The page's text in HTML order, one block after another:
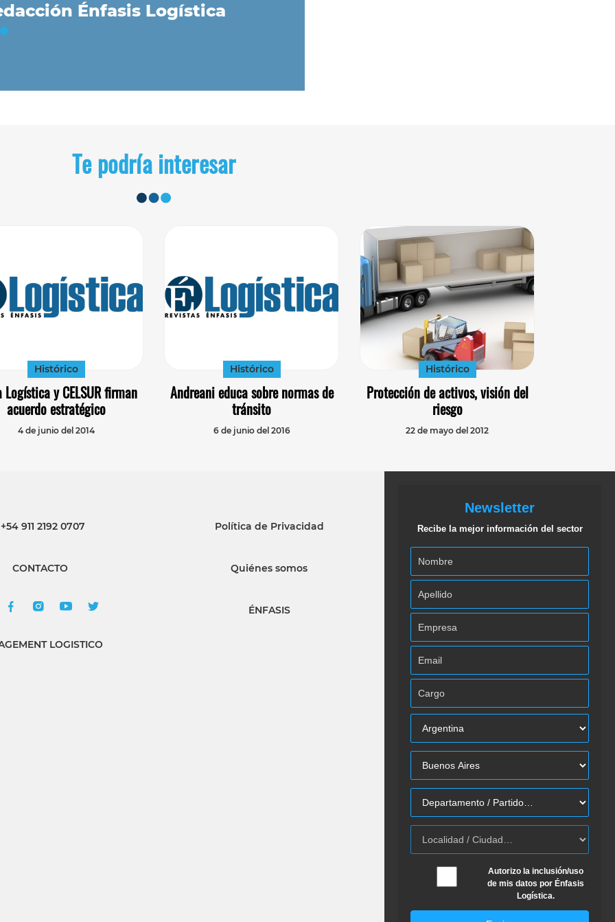
Énfasis Logística
Te podría interesar
Histórico
Logística y CELSUR firman
acuerdo estratégico
4 de junio del 2014
Histórico
Andreani educa sobre normas de
tránsito
6 de junio del 2016
Histórico
Protección de activos, visión del
riesgo
22 de mayo del 2012
911 2192 0707
CONTACTO
LOGISTICO
Política de Privacidad
Quiénes somos
ÉNFASIS
Newsletter
Recibe la mejor información del sector
Autorizo la inclusión/uso
de mis datos por Énfasis
Logística.